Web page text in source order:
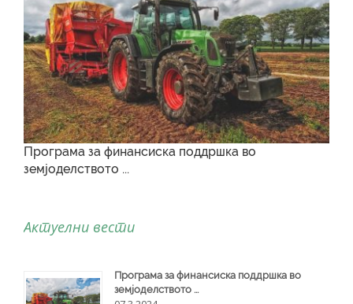
Програма за финансиска поддршка во
земјоделството ...
Актуелни вести
Програма за финансиска поддршка во
земјоделството ...